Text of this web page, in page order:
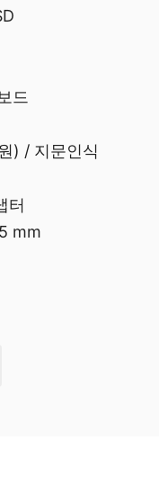
드
) / 지문인식
터
mm